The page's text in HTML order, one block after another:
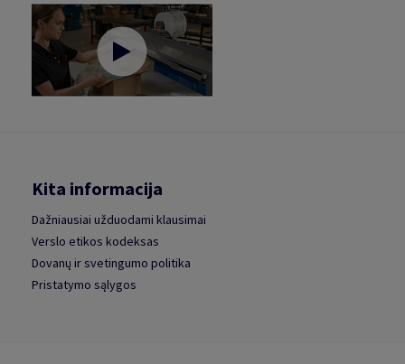
Kita informacija
Dažniausiai užduodami klausimai
Verslo etikos kodeksas
Dovanų ir svetingumo politika
Pristatymo sąlygos